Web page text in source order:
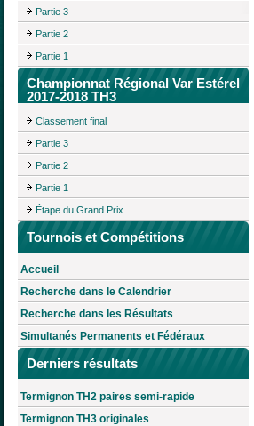
Partie 3
Partie 2
Partie 1
Championnat Régional Var Estérel
2017-2018 TH3
Classement final
Partie 3
Partie 2
Partie 1
Étape du Grand Prix
Tournois et Compétitions
Accueil
Recherche dans le Calendrier
Recherche dans les Résultats
Simultanés Permanents et Fédéraux
Derniers résultats
Termignon TH2 paires semi-rapide
Termignon TH3 originales